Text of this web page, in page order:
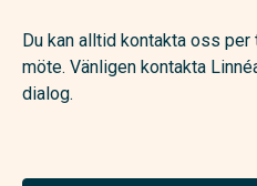
Du kan alltid kontakta oss
möte. Vänligen kontakta
dialog.